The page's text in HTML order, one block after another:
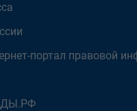
портал правовой